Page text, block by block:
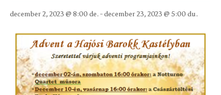
december 2, 2023 @ 8:00 de. -december 23, 2023 @ 5:00 du.